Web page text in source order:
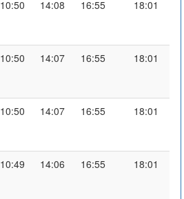
10:50 14:08 16:55 18:01
10:50 14:07 16:55 18:01
10:50 14:07 16:55 18:01
10:49 14:06 16:55 18:01